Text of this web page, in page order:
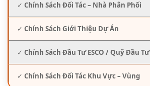
✓ Chính Sách Đối Tác – Nhà Phân Phối
✓ Chính Sách Giới Thiệu Dự Án
✓ Chính Sách Đầu Tư ESCO / Quỹ Đầu Tư
✓ Chính Sách Đối Tác Khu Vực – Vùng